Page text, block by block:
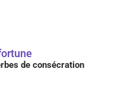
de consécration